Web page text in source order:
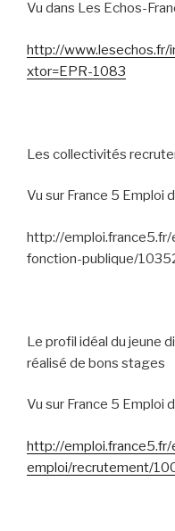
Vu dans Les Echos-
http://
xtor=EPR-1083
Les collectivités
Vu sur France 5 Emploi
http://
fonction-publique/
Le profil idéal du jeune
réalisé de bons stages
Vu sur France 5 Emploi
http://
emploi/recrutement/